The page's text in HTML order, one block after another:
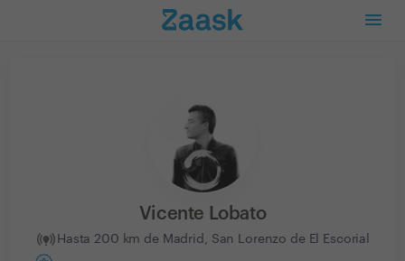
Vicente Lobato
Hasta 200 km de Madrid, San Lorenzo de El Escorial